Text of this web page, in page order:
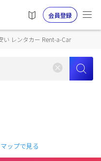
会員登録
い レンタカー Rent-a-Car
ップで見る